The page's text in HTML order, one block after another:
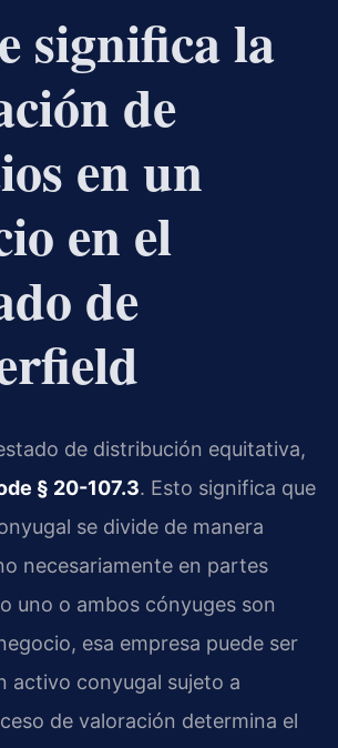
significa la
de
en un
en el
de
de distribución equitativa,
§ 20-107.3. Esto significa que
se divide de manera
necesariamente en partes
uno o ambos cónyuges son
esa empresa puede ser
activo conyugal sujeto a
de valoración determina el